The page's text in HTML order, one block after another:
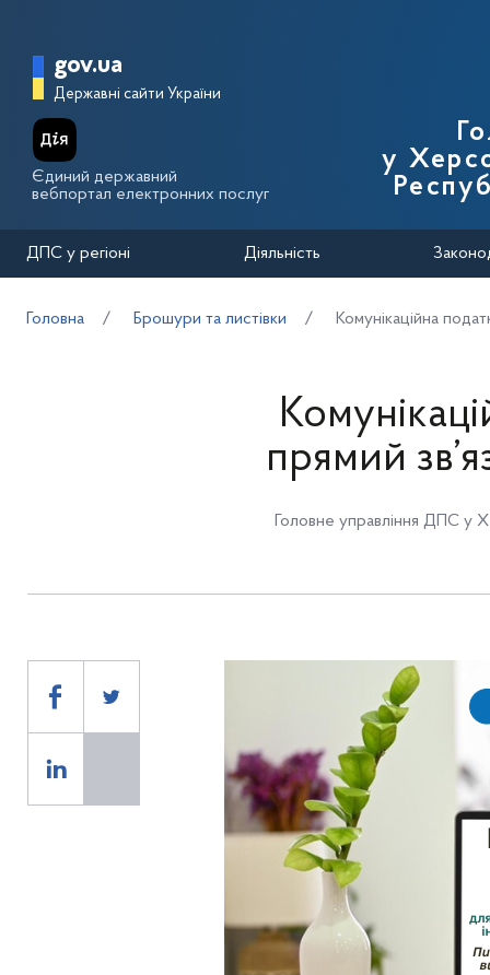
Головна сторінка Державної
gov.ua
Державні сайти України
Єдиний державний
вебпортал електронних послуг
у
ДПС у регіоні Діяльність
Головна Брошури та листівки Комунікаційна
прямий
Головне управління ДПС у